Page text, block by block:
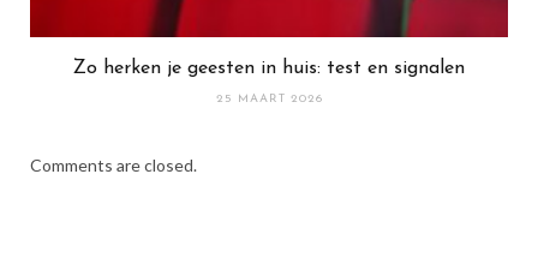
Zo herken je geesten in huis: test en signalen
25 MAART 2026
Comments are closed.